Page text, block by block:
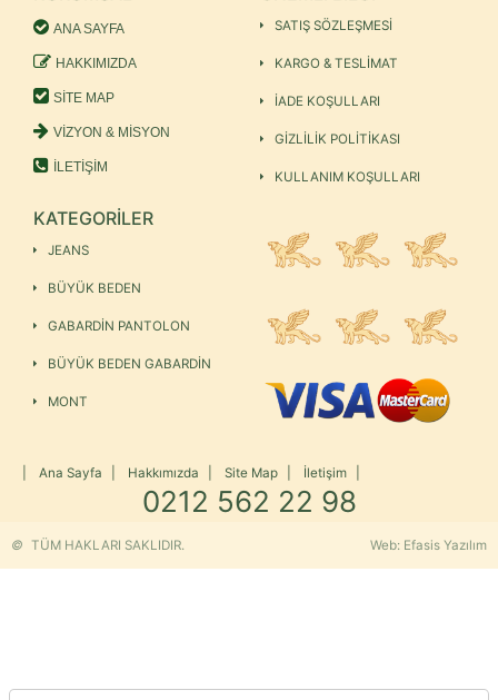
ANA SAYFA
HAKKIMIZDA
SİTE MAP
VİZYON & MİSYON
İLETİŞİM
SATIŞ SÖZLEŞMESİ
KARGO & TESLİMAT
İADE KOŞULLARI
GİZLİLİK POLİTİKASI
KULLANIM KOŞULLARI
KATEGORİLER
JEANS
BÜYÜK BEDEN
GABARDİN PANTOLON
BÜYÜK BEDEN GABARDİN
MONT
Ana Sayfa Hakkımızda Site Map İletişim
0212 562 22 98
© TÜM HAKLARI SAKLIDIR. Web: Efasis Yazılım